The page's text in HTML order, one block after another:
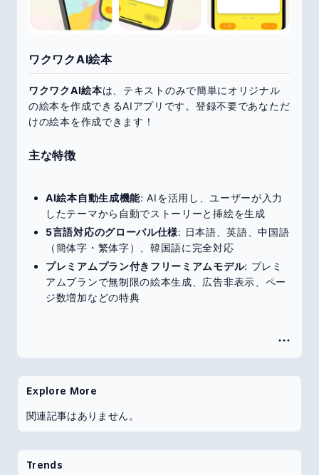
ワクワクAI絵本
ワクワクAI絵本は、テキストのみで簡単にオリジナル
の絵本を作成できるAIアプリです。登録不要であなただ
けの絵本を作成できます！
主な特徴
AI絵本自動生成機能: AIを活用し、ユーザーが入力
したテーマから自動でストーリーと挿絵を生成
5言語対応のグローバル仕様: 日本語、英語、中国語
（簡体字・繁体字）、韓国語に完全対応
プレミアムプラン付きフリーミアムモデル: プレミ
アムプランで無制限の絵本生成、広告非表示、ペー
ジ数増加などの特典
Explore More
関連記事はありません。
Trends